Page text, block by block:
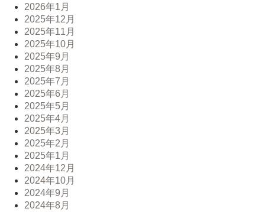
2026年1月
2025年12月
2025年11月
2025年10月
2025年9月
2025年8月
2025年7月
2025年6月
2025年5月
2025年4月
2025年3月
2025年2月
2025年1月
2024年12月
2024年10月
2024年9月
2024年8月